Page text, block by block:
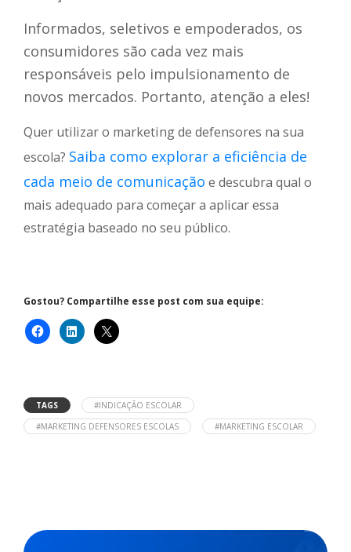
Informados, seletivos e empoderados, os
consumidores são cada vez mais
responsáveis pelo impulsionamento de
novos mercados. Portanto, atenção a eles!
Quer utilizar o marketing de defensores na sua
escola? Saiba como explorar a eficiência de
cada meio de comunicação e descubra qual o
mais adequado para começar a aplicar essa
estratégia baseado no seu público.
Gostou? Compartilhe esse post com sua equipe:
TAGS
#INDICAÇÃO ESCOLAR
#MARKETING DEFENSORES ESCOLAS
#MARKETING ESCOLAR